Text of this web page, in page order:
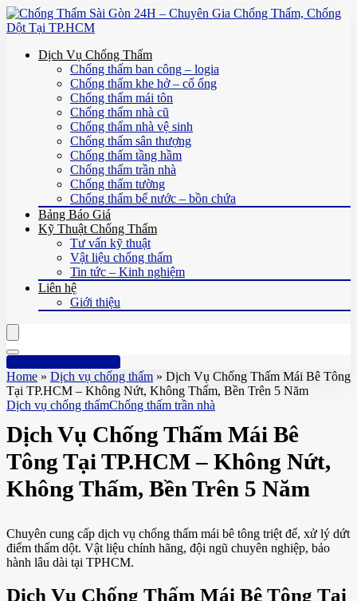
Dịch Vụ Chống Thấm
Chống thấm ban công – logia
Chống thấm khe hở – cổ ống
Chống thấm mái tôn
Chống thấm nhà cũ
Chống thấm nhà vệ sinh
Chống thấm sân thượng
Chống thấm tầng hầm
Chống thấm trần nhà
Chống thấm tường
Chống thấm bể nước – bồn chứa
Bảng Báo Giá
Kỹ Thuật Chống Thấm
Tư vấn kỹ thuật
Vật liệu chống thấm
Tin tức – Kinh nghiệm
Liên hệ
Giới thiệu
Hotline: 0961 894 472
Home » Dịch vụ chống thấm » Dịch Vụ Chống Thấm Mái Bê Tông
Tại TP.HCM – Không Nứt, Không Thấm, Bền Trên 5 Năm
Dịch vụ chống thấmChống thấm trần nhà
Dịch Vụ Chống Thấm Mái Bê
Tông Tại TP.HCM – Không Nứt,
Không Thấm, Bền Trên 5 Năm
Chuyên cung cấp dịch vụ chống thấm mái bê tông triệt để, xử lý dứt
điểm thấm dột. Vật liệu chính hãng, đội ngũ chuyên nghiệp, bảo
hành lâu dài tại TPHCM.
Dịch Vụ Chống Thấm Mái Bê Tông Tại